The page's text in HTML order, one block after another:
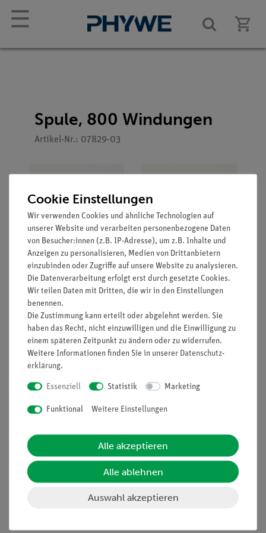
☰
Spule, 800 Windungen
Artikel-Nr.: 07829-03
Funktion und Verwendung
Für Schülerversuche zum Elektromagnetismus.
Ausstattung und technische
Daten
Hochstromspule mit 4-mm-Klemmen.
Kennzeichnung der Wicklungsrichtung.
Windungszahl: 800.
Wirkwiderstand: 8 Ohm.
Cookie Einstellungen
Wir verwenden Cookies und ähnliche Technologien auf
unserer Website und verarbeiten personenbezogene Daten
von Besucher:innen (z.B. IP-Adresse), um z.B. Inhalte und
Anzeigen zu personalisieren, Medien von Drittanbietern
einzubinden oder Zugriffe auf unsere Website zu analysieren.
Die Datenverarbeitung erfolgt erst durch gesetzte Cookies.
Wir teilen Daten mit Dritten, die wir in den Einstellungen
benennen.
Die Zustimmung kann erteilt oder abgelehnt werden. Sie
haben das Recht, nicht einzuwilligen und die Einwilligung zu
einem späteren Zeitpunkt zu ändern oder zu widerrufen.
Weitere Informationen finden Sie in unserer Daten­schutz­
erklärung.
Essenziell Statistik Marketing
Funktional Weitere Einstellungen
Alle akzeptieren
Alle ablehnen
Auswahl akzeptieren